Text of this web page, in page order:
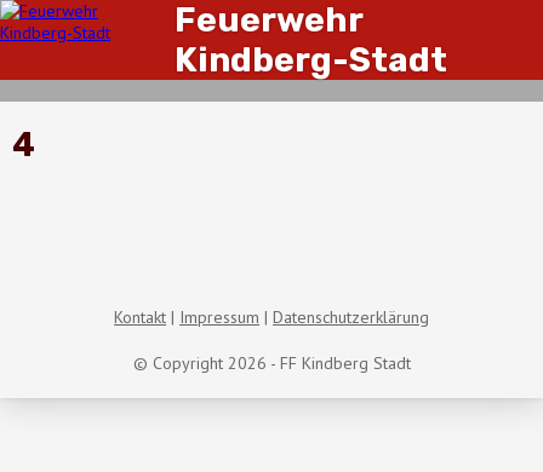
Feuerwehr
Kindberg-Stadt
4
© Copyright 2026 - FF Kindberg Stadt
Kontakt Impressum Datenschutzerklärung